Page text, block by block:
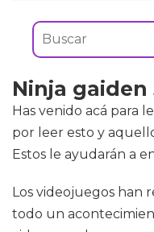
Ninja gaiden
Has venido acá para
por leer esto y
Estos le ayudarán a
Los videojuegos han
todo un